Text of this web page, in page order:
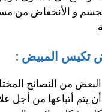
و الأنخفاض من
تكيس المبيض :
من النصائح
يتم أتباعها من أجل